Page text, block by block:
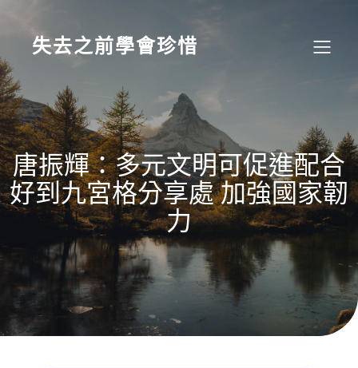
content
失去之前學會珍惜
唐振輝：多元文明可促進配合
好到九宮格分享處 加強國家韌
力